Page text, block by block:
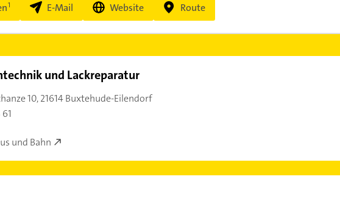
E-Mail Website Route
und Lackreparatur
10,21614 Buxtehude-Eilendorf
und Bahn